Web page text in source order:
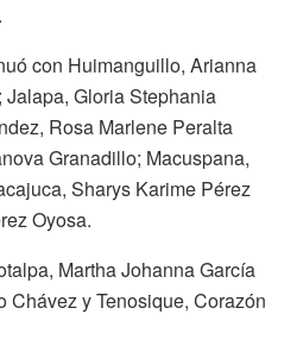
con Huimanguillo, Arianna
Gloria Stephania
Rosa Marlene Peralta
Granadillo; Macuspana,
Sharys Karime Pérez
Oyosa.
Martha Johanna García
Chávez y Tenosique, Corazón